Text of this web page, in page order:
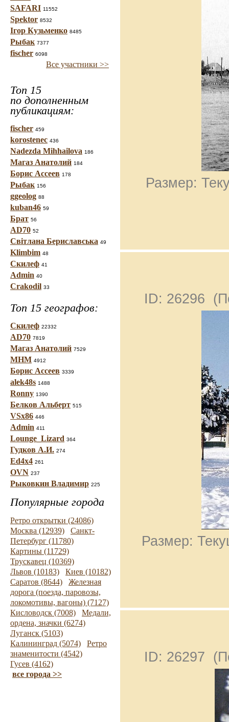
SAFARI 11552
Spektor 8532
Ігор Кузьменко 8485
Рыбак 7377
fischer 6098
Все участники >>
Топ 15
по дополненным
публикациям:
fischer 459
korostenec 436
Nadezda Mihhailova 186
Магаз Анатолий 184
Борис Ассеев 178
Рыбак 156
ggeolog 88
kuban46 59
Брат 56
AD70 52
Світлана Бериславська 49
Klimbim 48
Скилеф 41
Admin 40
Crakodil 33
Топ 15 географов:
Скилеф 22332
AD70 7819
Магаз Анатолий 7529
МНМ 4912
Борис Ассеев 3339
alek48s 1488
Ronny 1390
Белков Альберт 515
VSx86 446
Admin 411
Lounge_Lizard 364
Гудков А.И. 274
Ed4x4 261
OVN 237
Рыковкин Владимир 225
Популярные города
Ретро открытки (24086)
Москва (12939)
Санкт-
Петербург (11780)
Картины (11729)
Трускавец (10369)
Львов (10183)
Киев (10182)
Саратов (8644)
Железная
дорога (поезда, паровозы,
локомотивы, вагоны) (7127)
Кисловодск (7008)
Медали,
ордена, значки (6274)
Луганск (5103)
Калининград (5074)
Ретро
знаменитости (4542)
Гусев (4162)
все города >>
Размер:
ID: 26296
Размер:
ID: 26297